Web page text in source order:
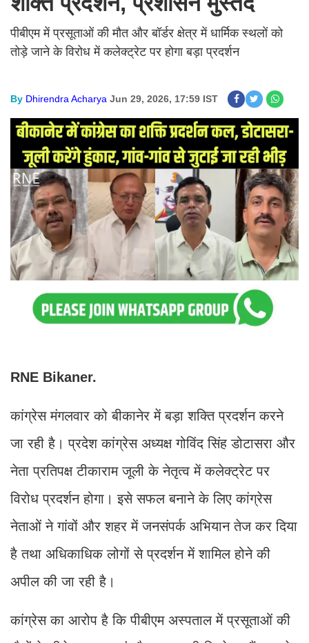
पीबीएम में प्रसूताओं की मौत और बॉर्डर क्षेत्र में धार्मिक स्थलों को
तोड़े जाने के विरोध में कलेक्ट्रेट पर होगा बड़ा प्रदर्शन
By Dhirendra Acharya Jun 29, 2026, 17:59 IST
RNE Bikaner.
कांग्रेस मंगलवार को बीकानेर में बड़ा शक्ति प्रदर्शन करने
जा रही है। प्रदेश कांग्रेस अध्यक्ष गोविंद सिंह डोटासरा और
नेता प्रतिपक्ष टीकाराम जूली के नेतृत्व में कलेक्ट्रेट पर
विरोध प्रदर्शन होगा। इसे सफल बनाने के लिए कांग्रेस
नेताओं ने गांवों और शहर में जनसंपर्क अभियान तेज कर दिया
है तथा अधिकाधिक लोगों से प्रदर्शन में शामिल होने की
अपील की जा रही है।
कांग्रेस का आरोप है कि पीबीएम अस्पताल में प्रसूताओं की